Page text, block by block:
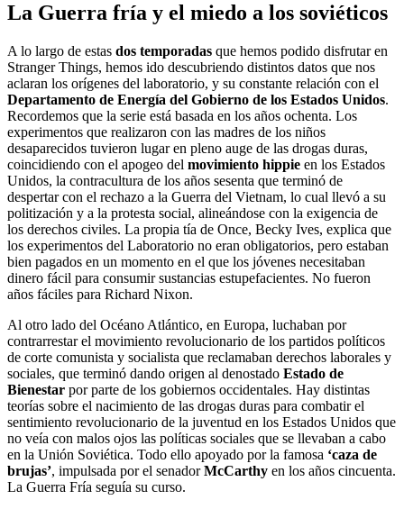
La Guerra fría y el miedo a los soviéticos
A lo largo de estas dos temporadas que hemos podido disfrutar en
Stranger Things, hemos ido descubriendo distintos datos que nos
aclaran los orígenes del laboratorio, y su constante relación con el
Departamento de Energía del Gobierno de los Estados Unidos.
Recordemos que la serie está basada en los años ochenta. Los
experimentos que realizaron con las madres de los niños
desaparecidos tuvieron lugar en pleno auge de las drogas duras,
coincidiendo con el apogeo del movimiento hippie en los Estados
Unidos, la contracultura de los años sesenta que terminó de
despertar con el rechazo a la Guerra del Vietnam, lo cual llevó a su
politización y a la protesta social, alineándose con la exigencia de
los derechos civiles. La propia tía de Once, Becky Ives, explica que
los experimentos del Laboratorio no eran obligatorios, pero estaban
bien pagados en un momento en el que los jóvenes necesitaban
dinero fácil para consumir sustancias estupefacientes. No fueron
años fáciles para Richard Nixon.
Al otro lado del Océano Atlántico, en Europa, luchaban por
contrarrestar el movimiento revolucionario de los partidos políticos
de corte comunista y socialista que reclamaban derechos laborales y
sociales, que terminó dando origen al denostado Estado de
Bienestar por parte de los gobiernos occidentales. Hay distintas
teorías sobre el nacimiento de las drogas duras para combatir el
sentimiento revolucionario de la juventud en los Estados Unidos que
no veía con malos ojos las políticas sociales que se llevaban a cabo
en la Unión Soviética. Todo ello apoyado por la famosa ‘caza de
brujas’, impulsada por el senadorMcCarthy en los años cincuenta.
La Guerra Fría seguía su curso.